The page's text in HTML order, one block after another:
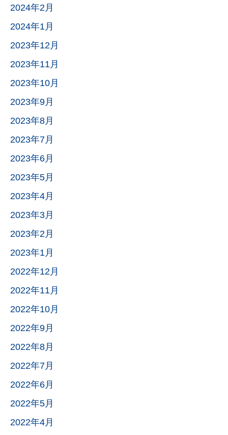
2024年2月
2024年1月
2023年12月
2023年11月
2023年10月
2023年9月
2023年8月
2023年7月
2023年6月
2023年5月
2023年4月
2023年3月
2023年2月
2023年1月
2022年12月
2022年11月
2022年10月
2022年9月
2022年8月
2022年7月
2022年6月
2022年5月
2022年4月